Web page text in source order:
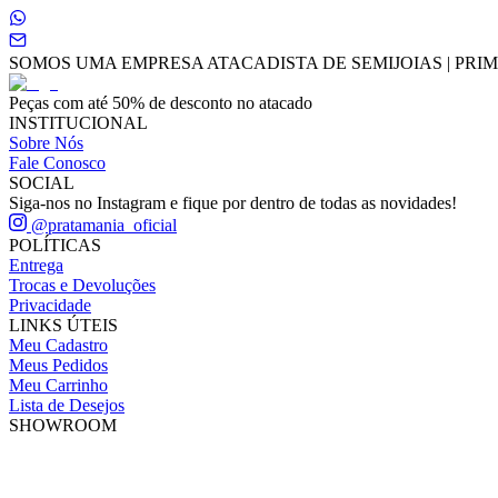
SOMOS UMA EMPRESA ATACADISTA DE SEMIJOIAS |
Peças com até 50% de desconto no atacado
INSTITUCIONAL
Sobre Nós
Fale Conosco
SOCIAL
Siga-nos no Instagram e fique por dentro de todas as novidades!
@pratamania_oficial
POLÍTICAS
Entrega
Trocas e Devoluções
Privacidade
LINKS ÚTEIS
Meu Cadastro
Meus Pedidos
Meu Carrinho
Lista de Desejos
SHOWROOM